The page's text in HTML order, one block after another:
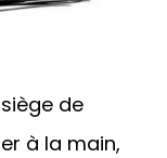
de
à la main,